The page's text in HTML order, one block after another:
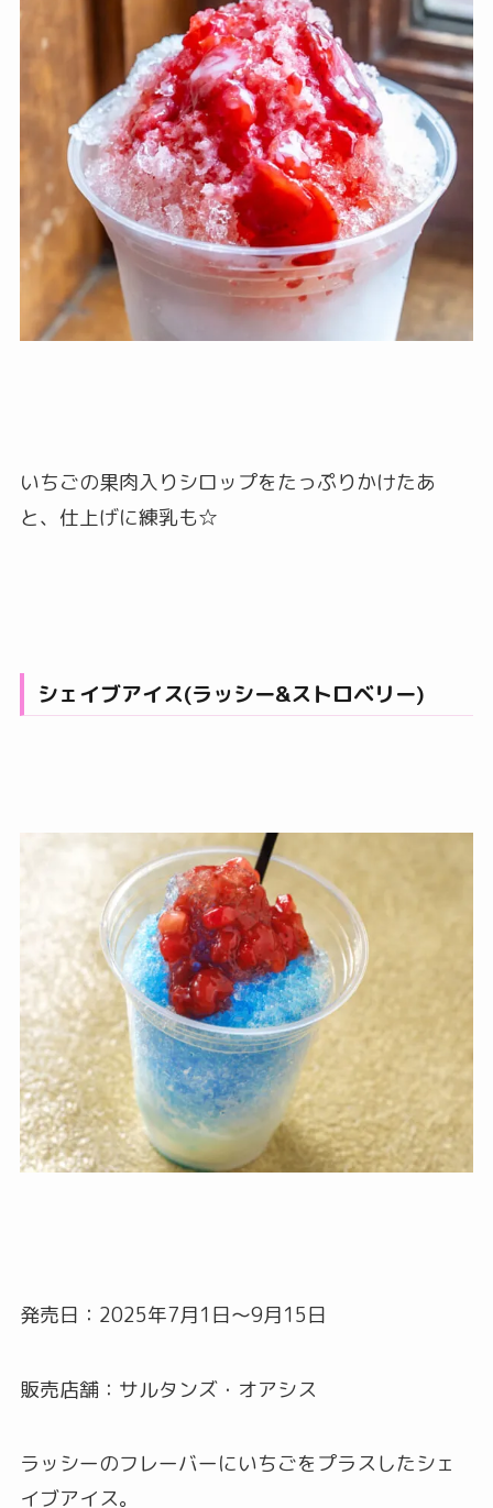
いちごの果肉入りシロップをたっぷりかけたあ
と、仕上げに練乳も☆
シェイブアイス(ラッシー&ストロベリー)
発売日：2025年7月1日〜9月15日
販売店舗：サルタンズ・オアシス
ラッシーのフレーバーにいちごをプラスしたシェ
イブアイス。